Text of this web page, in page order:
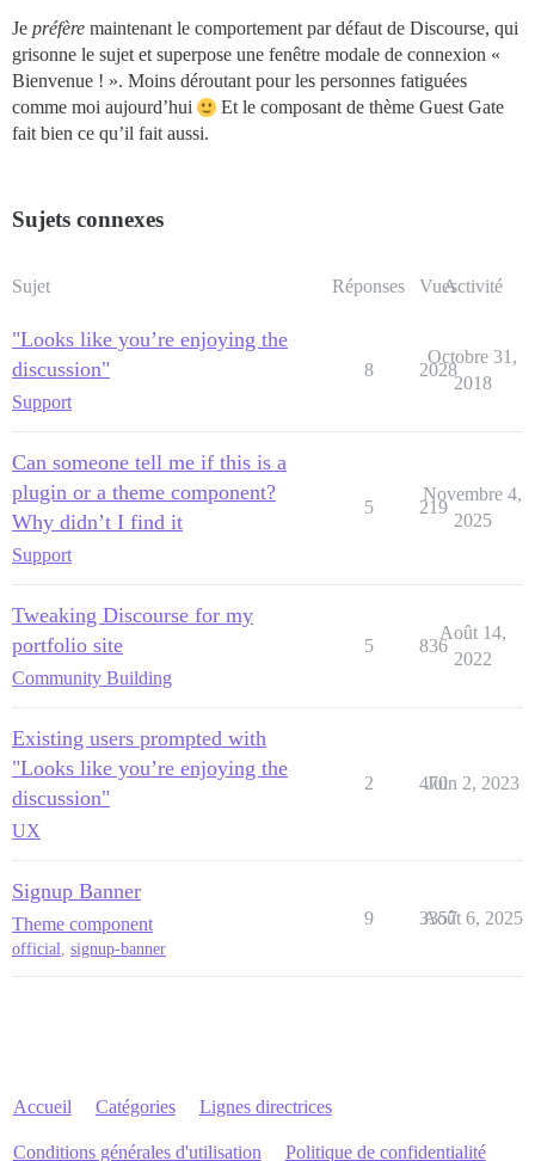
Je préfère maintenant le comportement par défaut de Discourse, qui
grisonne le sujet et superpose une fenêtre modale de connexion «
Bienvenue ! ». Moins déroutant pour les personnes fatiguées
comme moi aujourd’hui
Et le composant de thème Guest Gate
fait bien ce qu’il fait aussi.
Sujets connexes
Sujet Réponses VuesActivité
"Looks like you’re enjoying the
discussion"
Support
8 2028
Octobre 31,
2018
Can someone tell me if this is a
plugin or a theme component?
Why didn’t I find it
Support
5 219
Novembre 4,
2025
Tweaking Discourse for my
portfolio site
Community Building
5 836
Août 14,
2022
Existing users prompted with
"Looks like you’re enjoying the
discussion"
UX
2 470
Juin 2, 2023
Signup Banner
Theme component
official, signup-banner
9 3357
Août 6, 2025
Accueil Catégories Lignes directrices
Conditions générales d'utilisation Politique de confidentialité